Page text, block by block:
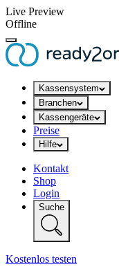
Live Preview
Offline
Kassensystem
Branchen
Kassengeräte
Preise
Hilfe
Kontakt
Shop
Login
Suche
Kostenlos testen